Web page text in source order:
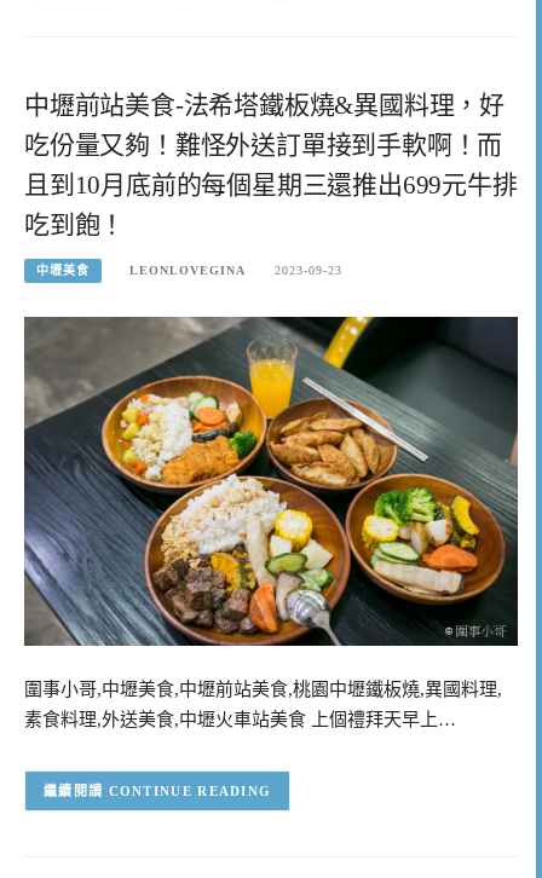
中壢前站美食-法希塔鐵板燒&異國料理，好
吃份量又夠！難怪外送訂單接到手軟啊！而
且到10月底前的每個星期三還推出699元牛排
吃到飽！
中壢美食 LEONLOVEGINA 2023-09-23
圍事小哥,中壢美食,中壢前站美食,桃園中壢鐵板燒,異國料理,
素食料理,外送美食,中壢火車站美食 上個禮拜天早上…
CONTINUE READING